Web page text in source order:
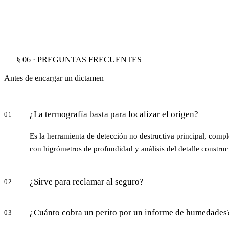
§ 06 · PREGUNTAS FRECUENTES
Antes de encargar un dictamen
01 ¿La termografía basta para localizar el origen?
Es la herramienta de detección no destructiva principal,
con higrómetros de profundidad y análisis del detalle
02 ¿Sirve para reclamar al seguro?
03 ¿Cuánto cobra un perito por un informe de